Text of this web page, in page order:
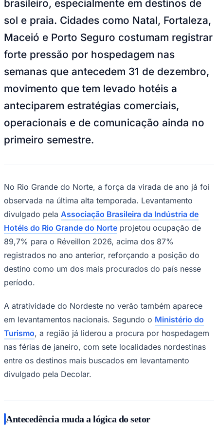
NBA
Fórmula 1
Tênis (ATP)
NHL
Vôlei
NBB
Brasileirão Série B
Copa do Brasil
Premier League
Bundesliga
Mundial 2026
Times - Ir direto
brasileiro, especialmente em destinos de
sol e praia. Cidades como Natal, Fortaleza,
Maceió e Porto Seguro costumam registrar
forte pressão por hospedagem nas
semanas que antecedem 31 de dezembro,
movimento que tem levado hotéis a
anteciparem estratégias comerciais,
operacionais e de comunicação ainda no
primeiro semestre.
No Rio Grande do Norte, a força da virada de ano já foi
observada na última alta temporada. Levantamento
divulgado pela Associação Brasileira da Indústria de
Hotéis do Rio Grande do Norte projetou ocupação de
89,7% para o Réveillon 2026, acima dos 87%
registrados no ano anterior, reforçando a posição do
destino como um dos mais procurados do país nesse
período.
A atratividade do Nordeste no verão também aparece
em levantamentos nacionais. Segundo o Ministério do
Turismo, a região já liderou a procura por hospedagem
nas férias de janeiro, com sete localidades nordestinas
entre os destinos mais buscados em levantamento
divulgado pela Decolar.
Antecedência muda a lógica do setor